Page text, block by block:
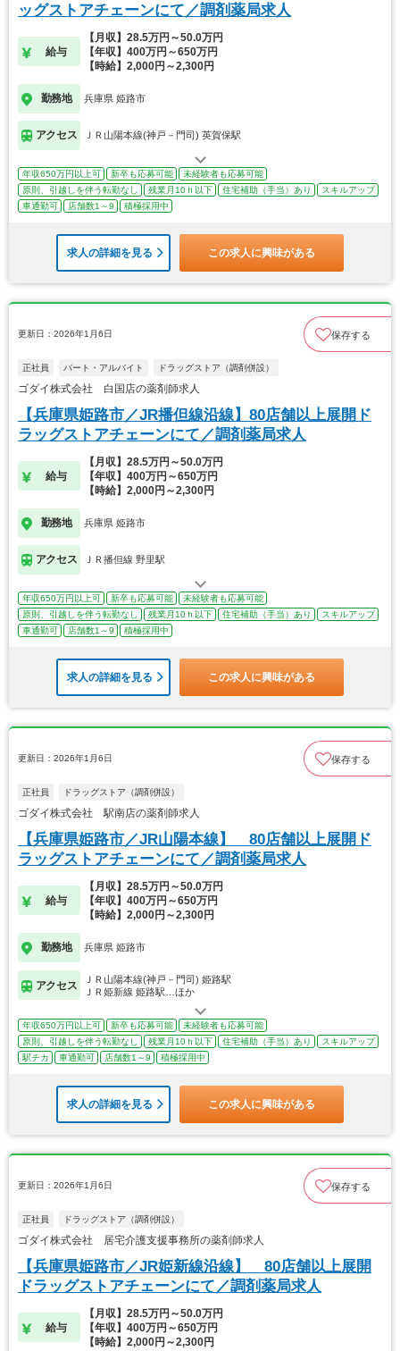
ッグストアチェーンにて／調剤薬局求人
給与
【月収】28.5万円～50.0万円
【年収】400万円～650万円
【時給】2,000円～2,300円
勤務地 兵庫県 姫路市
アクセス ＪＲ山陽本線(神戸－門司) 英賀保駅
年収650万円以上可 新卒も応募可能
未経験者も応募可能
原則、引越しを伴う転勤なし
残業月10ｈ以下 住宅補助（手当）あり
スキルアップ
車通勤可
店舗数1～9 積極採用中
求人の詳細を見る この求人に興味がある
更新日：2026年1月6日 保存する
正社員 パート・アルバイト ドラッグストア（調剤併設）
ゴダイ株式会社 白国店の薬剤師求人
【兵庫県姫路市／JR播但線沿線】80店舗以上展開ド
ラッグストアチェーンにて／調剤薬局求人
給与
【月収】28.5万円～50.0万円
【年収】400万円～650万円
【時給】2,000円～2,300円
勤務地 兵庫県 姫路市
アクセス ＪＲ播但線 野里駅
年収650万円以上可 新卒も応募可能
未経験者も応募可能
原則、引越しを伴う転勤なし
残業月10ｈ以下 住宅補助（手当）あり
スキルアップ
車通勤可
店舗数1～9 積極採用中
求人の詳細を見る この求人に興味がある
更新日：2026年1月6日 保存する
正社員 ドラッグストア（調剤併設）
ゴダイ株式会社 駅南店の薬剤師求人
【兵庫県姫路市／JR山陽本線】 80店舗以上展開ド
ラッグストアチェーンにて／調剤薬局求人
給与
【月収】28.5万円～50.0万円
【年収】400万円～650万円
【時給】2,000円～2,300円
勤務地 兵庫県 姫路市
アクセス
ＪＲ山陽本線(神戸－門司) 姫路駅
ＪＲ姫新線 姫路駅…ほか
年収650万円以上可 新卒も応募可能
未経験者も応募可能
原則、引越しを伴う転勤なし
残業月10ｈ以下 住宅補助（手当）あり
スキルアップ
駅チカ
車通勤可 店舗数1～9 積極採用中
求人の詳細を見る この求人に興味がある
更新日：2026年1月6日 保存する
正社員 ドラッグストア（調剤併設）
ゴダイ株式会社 居宅介護支援事務所の薬剤師求人
【兵庫県姫路市／JR姫新線沿線】 80店舗以上展開
ドラッグストアチェーンにて／調剤薬局求人
給与
【月収】28.5万円～50.0万円
【年収】400万円～650万円
【時給】2,000円～2,300円